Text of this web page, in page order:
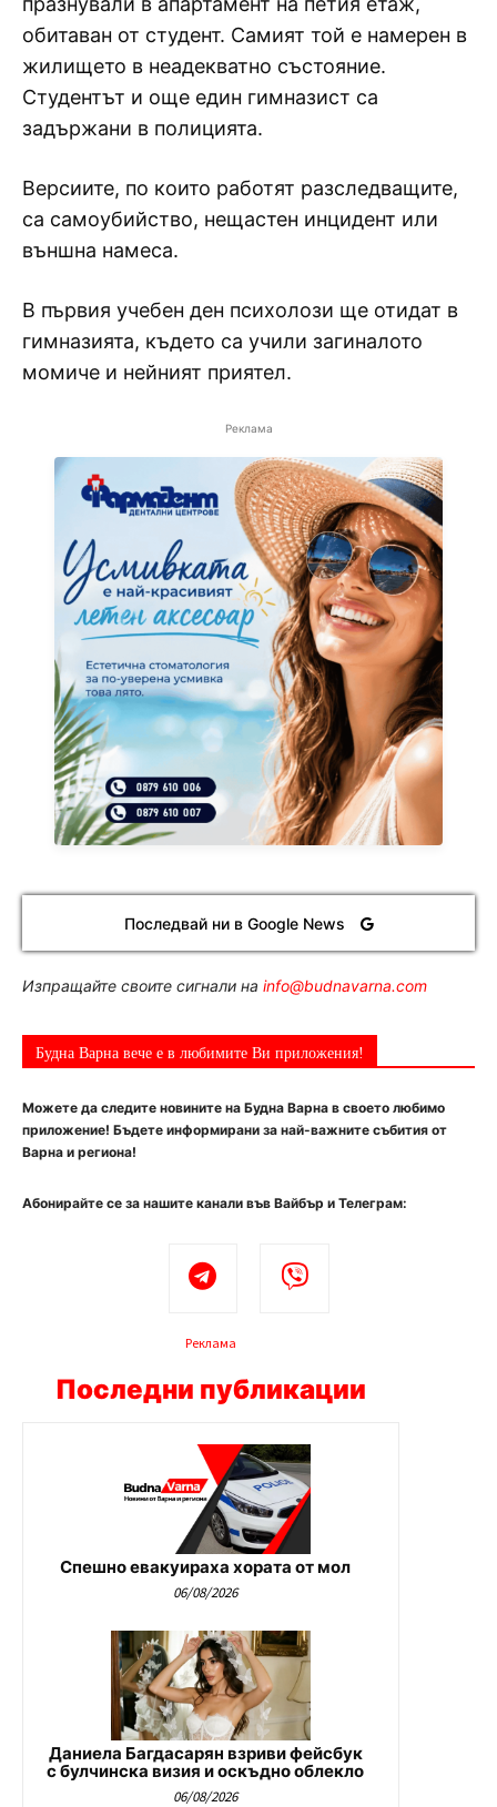
обитаван от студент. Самият той е намерен в
жилището в неадекватно състояние.
Студентът и още един гимназист са
задържани в полицията.
Версиите, по които работят разследващите,
са самоубийство, нещастен инцидент или
външна намеса.
В първия учебен ден психолози ще отидат в
гимназията, където са учили загиналото
момиче и нейният приятел.
Реклама
Последвай ни в Google News
Изпращайте своите сигнали на info@budnavarna.com
Будна Варна вече е в любимите Ви приложения!
Можете да следите новините на Будна Варна в своето любимо
приложение! Бъдете информирани за най-важните събития от
Варна и региона!
Абонирайте се за нашите канали във Вайбър и Телеграм:
Реклама
Последни публикации
Спешно евакуираха хората от мол
06/08/2026
Даниела Багдасарян взриви фейсбук
с булчинска визия и оскъдно облекло
06/08/2026